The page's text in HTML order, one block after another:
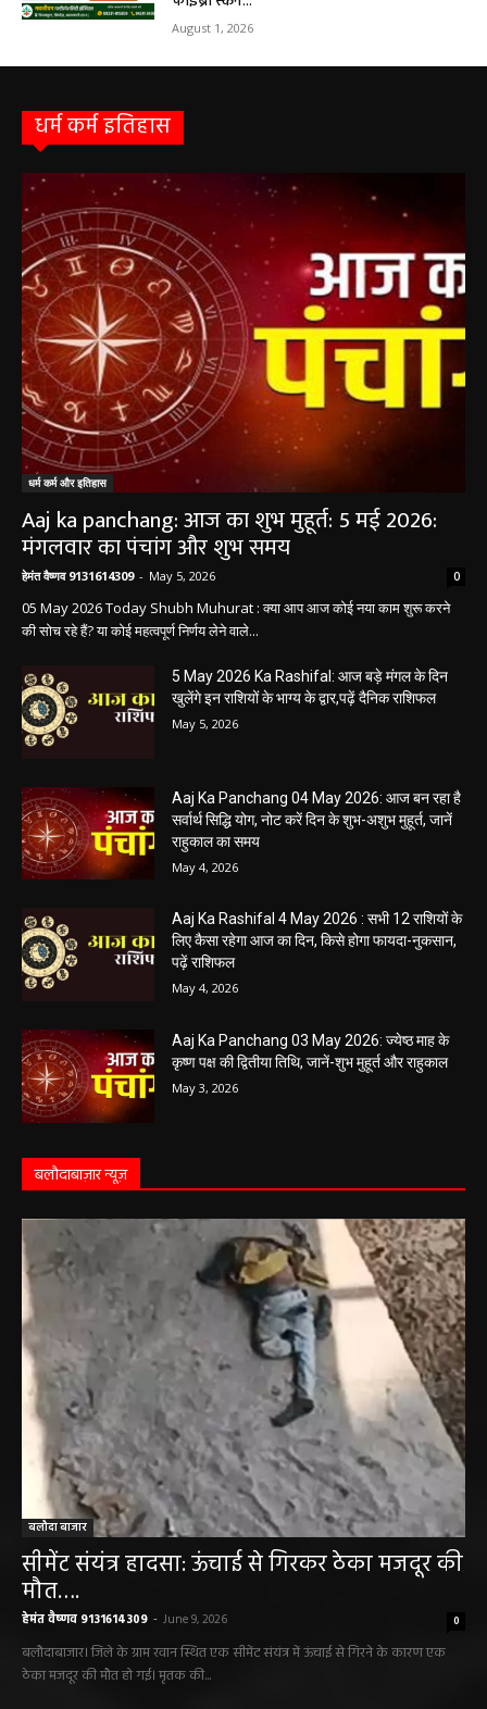
धर्म कर्म इतिहास
धर्म कर्म और इतिहास
Aaj ka panchang: आज का शुभ मुहूर्त: 5 मई 2026:
मंगलवार का पंचांग और शुभ समय
की सोच रहे हैं? या कोई महत्वपूर्ण निर्णय लेने वाले...
5 May 2026 Ka Rashifal: आज बड़े मंगल के दिन
खुलेंगे इन राशियों के भाग्य के द्वार,पढ़ें दैनिक राशिफल
May 5, 2026
सर्वार्थ सिद्धि योग, नोट करें दिन के शुभ-अशुभ मुहूर्त, जानें
राहुकाल का समय
May 4, 2026
Aaj Ka Rashifal 4 May 2026 : सभी 12 राशियों के
लिए कैसा रहेगा आज का दिन, किसे होगा फायदा-नुकसान,
पढ़ें राशिफल
May 4, 2026
Aaj Ka Panchang 03 May 2026: ज्येष्ठ माह के
कृष्ण पक्ष की द्वितीया तिथि, जानें-शुभ मुहूर्त और राहुकाल
May 3, 2026
बलौदाबाज़ार न्यूज़
बलौदा बाजार
सीमेंट संयंत्र हादसा: ऊंचाई से गिरकर ठेका मजदूर की
मौत….
हेमंत वैष्णव 9131614309
बलौदाबाजार। जिले के ग्राम रवान स्थित एक सीमेंट संयंत्र में ऊंचाई से गिरने के कारण एक
ठेका मजदूर की मौत हो गई। मृतक की...